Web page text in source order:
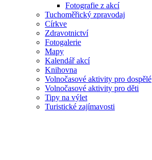
Fotografie z akcí
Tuchoměřický zpravodaj
Církve
Zdravotnictví
Fotogalerie
Mapy
Kalendář akcí
Knihovna
Volnočasové aktivity pro dospělé
Volnočasové aktivity pro děti
Tipy na výlet
Turistické zajímavosti